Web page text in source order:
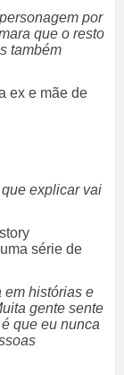
por
que o resto
também
ex e mãe de
explicar vai
série de
em histórias e
gente sente
que eu nunca